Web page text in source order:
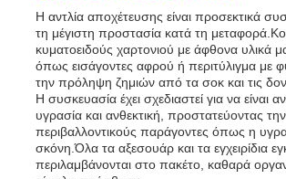
Η αντλία αποχέτευσης είναι προσεκτικά
τη μέγιστη προστασία κατά τη
κυματοειδούς χαρτονιού με άφθονα υλικά
όπως εισάγοντες αφρού ή περιτύλιγμα με
την πρόληψη ζημιών από τα σοκ και τις
Η συσκευασία έχει σχεδιαστεί για να είναι
υγρασία και ανθεκτική, προστατεύοντας
περιβαλλοντικούς παράγοντες όπως η
σκόνη.Όλα τα αξεσουάρ και τα εγχειρίδια
περιλαμβάνονται στο πακέτο, καθαρά